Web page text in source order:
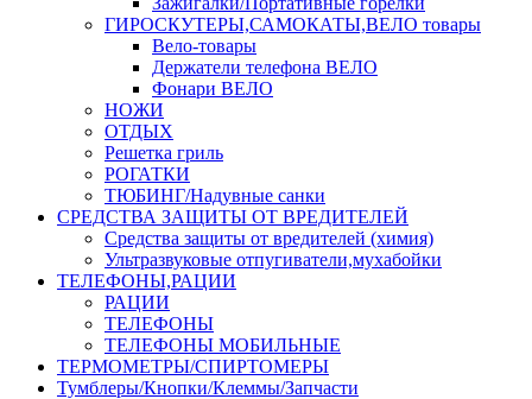
ГИРОСКУТЕРЫ,САМОКАТЫ,ВЕЛО товары
Вело-товары
Держатели телефона ВЕЛО
Фонари ВЕЛО
НОЖИ
ОТДЫХ
Решетка гриль
РОГАТКИ
ТЮБИНГ/Надувные санки
СРЕДСТВА ЗАЩИТЫ ОТ ВРЕДИТЕЛЕЙ
Средства защиты от вредителей (химия)
Ультразвуковые отпугиватели,мухабойки
ТЕЛЕФОНЫ,РАЦИИ
РАЦИИ
ТЕЛЕФОНЫ
ТЕЛЕФОНЫ МОБИЛЬНЫЕ
ТЕРМОМЕТРЫ/СПИРТОМЕРЫ
Тумблеры/Кнопки/Клеммы/Запчасти